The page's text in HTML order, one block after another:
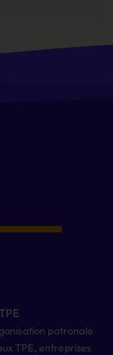
patronale
TPE, entreprises